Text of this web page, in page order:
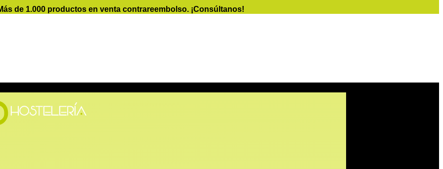
de 1.000 productos en venta contrareembolso. ¡Consúltanos!